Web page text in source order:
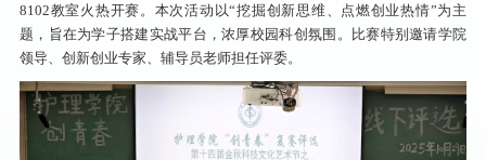
8102教室火热开赛。本次活动以“挖掘创新思维、点燃创业热情”为主
题，旨在为学子搭建实战平台，浓厚校园科创氛围。比赛特别邀请学院
领导、创新创业专家、辅导员老师担任评委。